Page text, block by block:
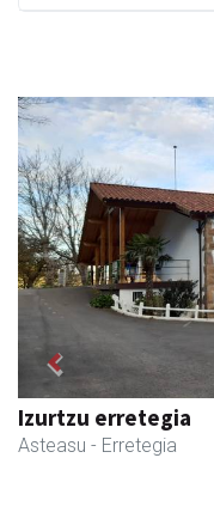
Skinter ontziratzeak
Asteasu - Ontziratzeak
Previous